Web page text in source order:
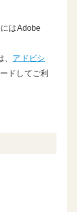
はAdobe
アドビシ
ドしてご利